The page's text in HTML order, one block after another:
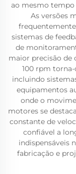
ao mesmo
As versões
sistemas de
de
maior precisão de
100 rpm torna-
incluindo
equipamentos
onde o
motores se
constante de
confiável a
indispensáveis
fabricação e